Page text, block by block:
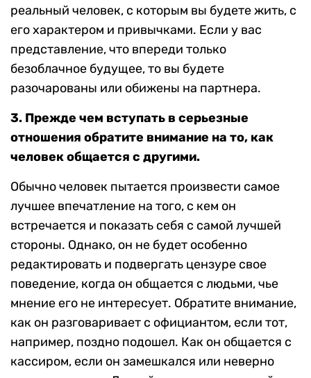
реальный человек, с которым вы будете жить, с
его характером и привычками. Если у вас
представление, что впереди только
безоблачное будущее, то вы будете
разочарованы или обижены на партнера.
3. Прежде чем вступать в серьезные
отношения обратите внимание на то, как
человек общается с другими.
Обычно человек пытается произвести самое
лучшее впечатление на того, с кем он
встречается и показать себя с самой лучшей
стороны. Однако, он не будет особенно
редактировать и подвергать цензуре свое
поведение, когда он общается с людьми, чье
мнение его не интересует. Обратите внимание,
как он разговаривает с официантом, если тот,
например, поздно подошел. Как он общается с
кассиром, если он замешкался или неверно